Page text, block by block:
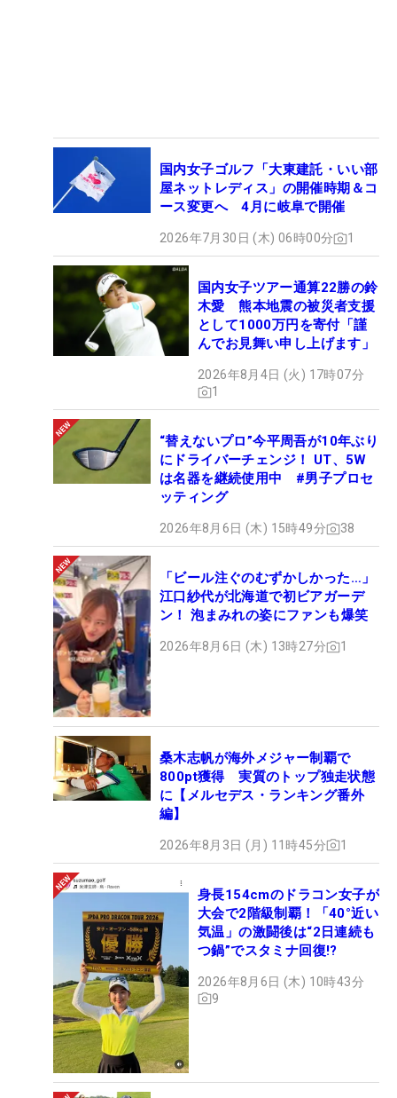
国内女子ゴルフ「大東建託・いい部
屋ネットレディス」の開催時期＆コ
ース変更へ 4月に岐阜で開催
2026年7月30日 (木) 06時00分 1
国内女子ツアー通算22勝の鈴
木愛 熊本地震の被災者支援
として1000万円を寄付「謹
んでお見舞い申し上げます」
2026年8月4日 (火) 17時07分
1
“替えないプロ”今平周吾が10年ぶり
にドライバーチェンジ！ UT、5W
は名器を継続使用中 #男子プロセ
ッティング
2026年8月6日 (木) 15時49分 38
「ビール注ぐのむずかしかった…」
江口紗代が北海道で初ビアガーデ
ン！ 泡まみれの姿にファンも爆笑
2026年8月6日 (木) 13時27分 1
桑木志帆が海外メジャー制覇で
800pt獲得 実質のトップ独走状態
に【メルセデス・ランキング番外
編】
2026年8月3日 (月) 11時45分 1
身長154cmのドラコン女子が
大会で2階級制覇！「40°近い
気温」の激闘後は“2日連続も
つ鍋”でスタミナ回復!?
2026年8月6日 (木) 10時43分
9